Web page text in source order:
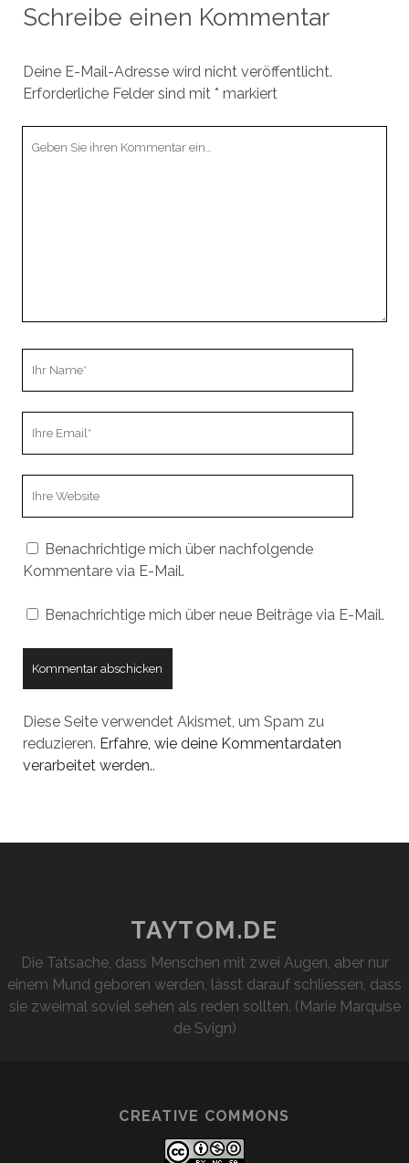
Schreibe einen Kommentar
Deine E-Mail-Adresse wird nicht veröffentlicht.
Erforderliche Felder sind mit * markiert
Benachrichtige mich über nachfolgende
Kommentare via E-Mail.
Benachrichtige mich über neue Beiträge via E-Mail.
Diese Seite verwendet Akismet, um Spam zu
reduzieren. Erfahre, wie deine Kommentardaten
verarbeitet werden..
TAYTOM.DE
Die Tatsache, dass Menschen mit zwei Augen, aber nur
einem Mund geboren werden, lässt darauf schliessen, dass
sie zweimal soviel sehen als reden sollten. (Marie Marquise
de Svign)
CREATIVE COMMONS